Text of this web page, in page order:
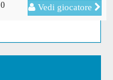
0 Vedi giocatore